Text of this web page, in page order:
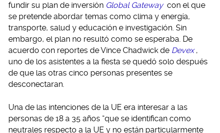
fundir su plan de inversión Global Gateway con el que
se pretende abordar temas como clima y energía,
transporte, salud y educación e investigación. Sin
embargo, el plan no resultó como se esperaba. De
acuerdo con reportes de Vince Chadwick de Devex ,
uno de los asistentes a la fiesta se quedó solo después
de que las otras cinco personas presentes se
desconectaran.
Una de las intenciones de la UE era interesar a las
personas de 18 a 35 años “que se identifican como
neutrales respecto a la UE y no están particularmente